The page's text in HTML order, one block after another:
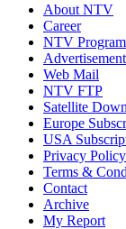
About NTV
Career
NTV
Advertisement
Web Mail
NTV FTP
Satellite
Europe
USA
Privacy Policy
Terms &
Contact
Archive
My Report